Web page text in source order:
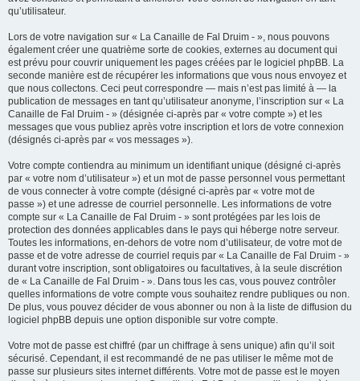
qu’utilisateur.
Lors de votre navigation sur « La Canaille de Fal Druim - », nous pouvons
également créer une quatrième sorte de cookies, externes au document qui
est prévu pour couvrir uniquement les pages créées par le logiciel phpBB. La
seconde manière est de récupérer les informations que vous nous envoyez et
que nous collectons. Ceci peut correspondre — mais n’est pas limité à — la
publication de messages en tant qu’utilisateur anonyme, l’inscription sur « La
Canaille de Fal Druim - » (désignée ci-après par « votre compte ») et les
messages que vous publiez après votre inscription et lors de votre connexion
(désignés ci-après par « vos messages »).
Votre compte contiendra au minimum un identifiant unique (désigné ci-après
par « votre nom d’utilisateur ») et un mot de passe personnel vous permettant
de vous connecter à votre compte (désigné ci-après par « votre mot de
passe ») et une adresse de courriel personnelle. Les informations de votre
compte sur « La Canaille de Fal Druim - » sont protégées par les lois de
protection des données applicables dans le pays qui héberge notre serveur.
Toutes les informations, en-dehors de votre nom d’utilisateur, de votre mot de
passe et de votre adresse de courriel requis par « La Canaille de Fal Druim - »
durant votre inscription, sont obligatoires ou facultatives, à la seule discrétion
de « La Canaille de Fal Druim - ». Dans tous les cas, vous pouvez contrôler
quelles informations de votre compte vous souhaitez rendre publiques ou non.
De plus, vous pouvez décider de vous abonner ou non à la liste de diffusion du
logiciel phpBB depuis une option disponible sur votre compte.
Votre mot de passe est chiffré (par un chiffrage à sens unique) afin qu’il soit
sécurisé. Cependant, il est recommandé de ne pas utiliser le même mot de
passe sur plusieurs sites internet différents. Votre mot de passe est le moyen